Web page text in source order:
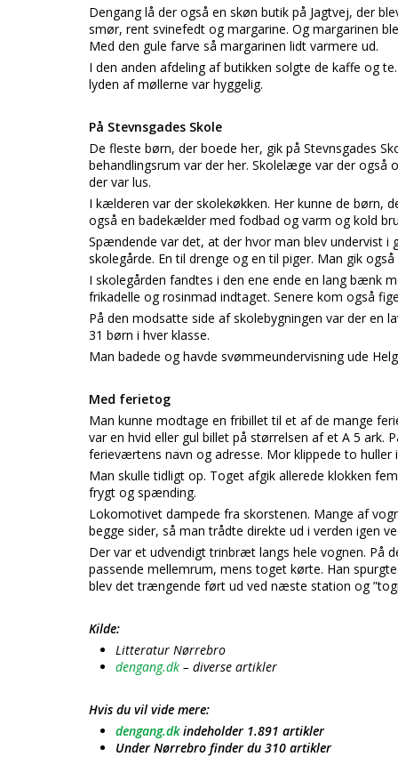
Dengang lå der også en skøn butik på Jagtvej, der
smør, rent svinefedt og margarine. Og margarinen
Med den gule farve så margarinen lidt varmere ud.
I den anden afdeling af butikken solgte de kaffe og
lyden af møllerne var hyggelig.
På Stevnsgades Skole
De fleste børn, der boede her, gik på Stevnsgades
behandlingsrum var der her. Skolelæge var der også
der var lus.
I kælderen var der skolekøkken. Her kunne de børn,
også en badekælder med fodbad og varm og kold
Spændende var det, at der hvor man blev undervist
skolegårde. En til drenge og en til piger. Man gik
I skolegården fandtes i den ene ende en lang bænk
frikadelle og rosinmad indtaget. Senere kom også
På den modsatte side af skolebygningen var der en
31 børn i hver klasse.
Man badede og havde svømmeundervisning ude
Med ferietog
Man kunne modtage en fribillet til et af de mange
var en hvid eller gul billet på størrelsen af et A 5 ark.
ferieværtens navn og adresse. Mor klippede to
Man skulle tidligt op. Toget afgik allerede klokken
frygt og spænding.
Lokomotivet dampede fra skorstenen. Mange af
begge sider, så man trådte direkte ud i verden igen
Der var et udvendigt trinbræt langs hele vognen. På
passende mellemrum, mens toget kørte. Han
blev det trængende ført ud ved næste station og
Kilde:
Litteratur Nørrebro
dengang.dk – diverse artikler
Hvis du vil vide mere:
dengang.dkindeholder 1.891 artikler
Under Nørrebro finder du 310 artikler